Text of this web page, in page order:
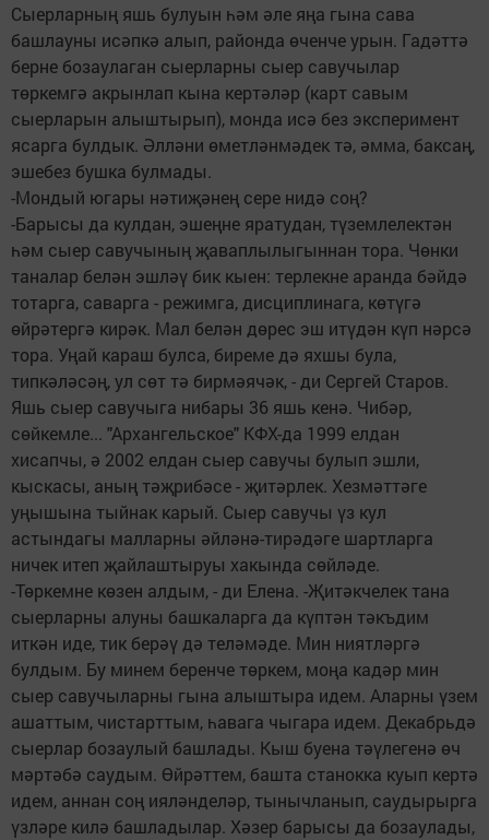
Сыерларның яшь булуын һәм әле яңа гына сава
башлауны исәпкә алып, районда өченче урын. Гадәттә
берне бозаулаган сыерларны сыер савучылар
төркемгә акрынлап кына кертәләр (карт савым
сыерларын алыштырып), монда исә без эксперимент
ясарга булдык. Әлләни өметләнмәдек тә, әмма, баксаң,
эшебез бушка булмады.
-Мондый югары нәтиҗәнең сере нидә соң?
-Барысы да кулдан, эшеңне яратудан, түземлелектән
һәм сыер савучының җаваплылыгыннан тора. Чөнки
таналар белән эшләү бик кыен: терлекне аранда бәйдә
тотарга, саварга - режимга, дисциплинага, көтүгә
өйрәтергә кирәк. Мал белән дөрес эш итүдән күп нәрсә
тора. Уңай караш булса, биреме дә яхшы була,
типкәләсәң, ул сөт тә бирмәячәк, - ди Сергей Старов.
Яшь сыер савучыга нибары 36 яшь кенә. Чибәр,
сөйкемле... "Архангельское" КФХ-да 1999 елдан
хисапчы, ә 2002 елдан сыер савучы булып эшли,
кыскасы, аның тәҗрибәсе - җитәрлек. Хезмәттәге
уңышына тыйнак карый. Сыер савучы үз кул
астындагы малларны әйләнә-тирәдәге шартларга
ничек итеп җайлаштыруы хакында сөйләде.
-Төркемне көзен алдым, - ди Елена. -Җитәкчелек тана
сыерларны алуны башкаларга да күптән тәкъдим
иткән иде, тик берәү дә теләмәде. Мин ниятләргә
булдым. Бу минем беренче төркем, моңа кадәр мин
сыер савучыларны гына алыштыра идем. Аларны үзем
ашаттым, чистарттым, һавага чыгара идем. Декабрьдә
сыерлар бозаулый башлады. Кыш буена тәүлегенә өч
мәртәбә саудым. Өйрәттем, башта станокка куып кертә
идем, аннан соң ияләнделәр, тынычланып, саудырырга
үзләре килә башладылар. Хәзер барысы да бозаулады,